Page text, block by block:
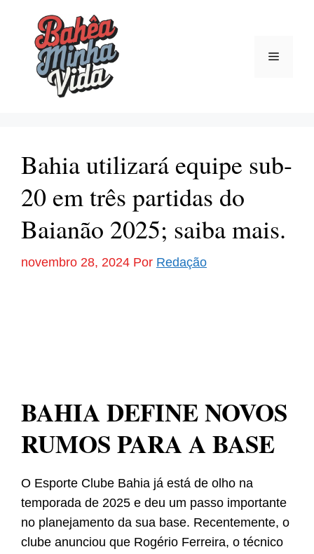
conteúdo
Menu
Bahia utilizará equipe sub-
20 em três partidas do
Baianão 2025; saiba mais.
novembro 28, 2024 Por Redação
BAHIA DEFINE NOVOS
RUMOS PARA A BASE
O Esporte Clube Bahia já está de olho na
temporada de 2025 e deu um passo importante
no planejamento da sua base. Recentemente, o
clube anunciou que Rogério Ferreira, o técnico